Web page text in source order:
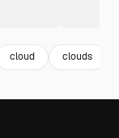
cloud clouds